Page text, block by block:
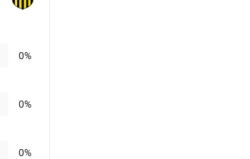
0%
0%
0%